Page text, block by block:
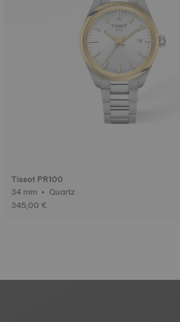
Tissot PR100
34 mm • Quartz
345,00 €